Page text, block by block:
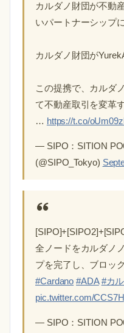
カルダノ財団が不動
いパートナーシップ
カルダノ財団が
この提携で、カルダ
て不動産取引を変革
… https://t.co/
— SIPO：SITION
(@SIPO_Tokyo)
全ノードをカルダノ
プを完了し、ブロッ
#Cardano #ADA #カ
pic.twitter.com/
— SIPO：SITION